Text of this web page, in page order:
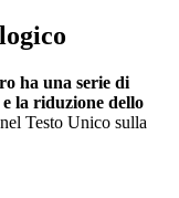
ha una serie di
la riduzione dello
Testo Unico sulla